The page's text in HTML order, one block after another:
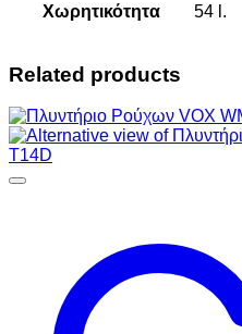
Χωρητικότητα 54 l.
Related products